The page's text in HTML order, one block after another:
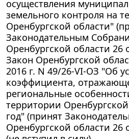
осуществления
земельного контроля на
Оренбургской области"
Законодательным
Оренбургской области 26
Закон Оренбургской
2016 г. N 49/26-VI-ОЗ "Об
коэффициента,
региональные
территории
год" (принят
Оренбургской области 26